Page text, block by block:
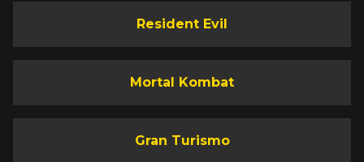
Resident Evil
Mortal Kombat
Gran Turismo